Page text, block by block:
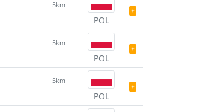
5km
POL
5km
POL
5km
POL